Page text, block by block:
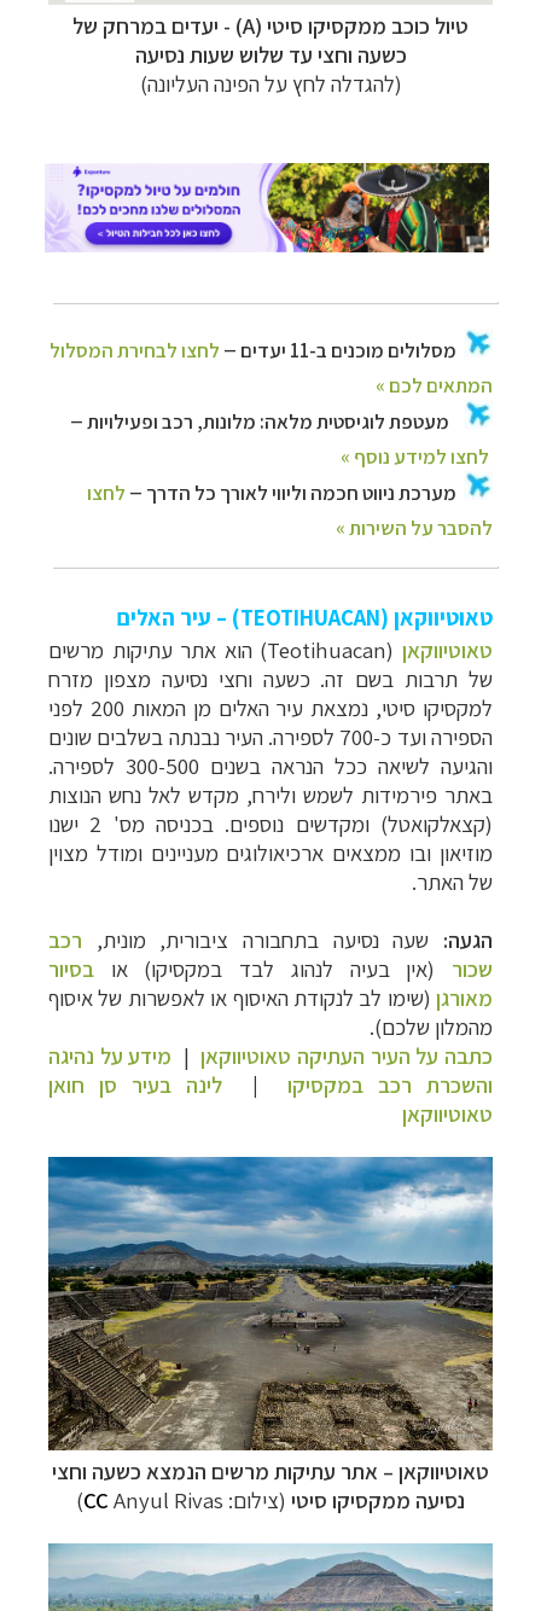
טיול כוכב ממקסיקו סיטי (A) - יעדים במרחק של
כשעה וחצי עד שלוש שעות נסיעה
(להגדלה לחץ על הפינה העליונה)
מסלולים מוכנים ב-11 יעדים –לחצו לבחירת המסלול
המתאים לכם »
מעטפת לוגיסטית מלאה: מלונות, רכב ופעילויות
להסבר על השירות »
טאוטיווקאן (TEOTIHUACAN) – עיר האלים
טאוטיווקאן(Teotihuacan) הוא
אתר עתיקות מרשים
של תרבות בשם זה. כשעה וחצי נסיעה מצפון מזרח
למקסיקו סיטי, נמצאת עיר האלים מן המאות 200 לפני
הספירה ועד כ-700 לספירה. העיר נבנתה בשלבים שונים
והגיעה לשיאה ככל הנראה בשנים 300-500 לספירה.
באתר פירמידות לשמש ולירח, מקדש לאל נחש הנוצות
(קצאלקואטל) ומקדשים נוספים. בכניסה מס' 2 ישנו
מוזיאון ובו ממצאים ארכיאולוגים מעניינים ומודל מצוין
של האתר.
הגעה: שעה נסיעה בתחבורה ציבורית, מונית, רכב
שכור (אין בעיה לנהוג לבד במקסיקו) או בסיור
מאורגן (שימו לב לנקודת האיסוף או לאפשרות של איסוף
מהמלון שלכם).
כתבה על העיר העתיקה טאוטיווקאן| מידע על נהיגה
והשכרת רכב במקסיקו | לינה בעיר סן חואן
טאוטיווקאן
טאוטיווקאן – אתר עתיקות מרשים הנמצא כשעה וחצי
נסיעה ממקסיקו סיטי (צילום: CC Anyul Rivas)